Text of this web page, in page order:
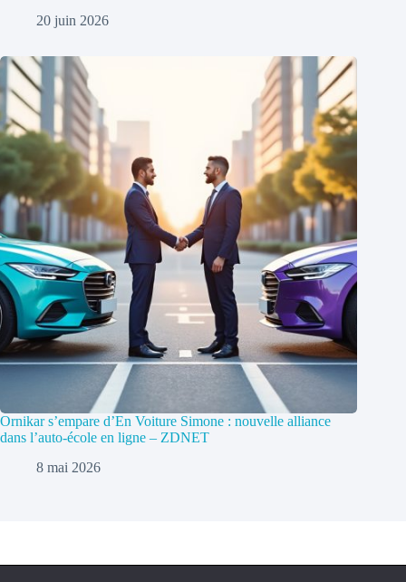
20 juin 2026
Ornikar s’empare d’En Voiture Simone : nouvelle alliance
dans l’auto-école en ligne – ZDNET
8 mai 2026